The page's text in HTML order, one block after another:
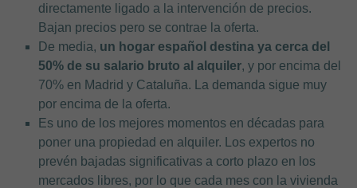
directamente ligado a la intervención de precios.
Bajan precios pero se contrae la oferta.
De media, un hogar español destina ya cerca del
50% de su salario bruto al alquiler, y por encima del
70% en Madrid y Cataluña. La demanda sigue muy
por encima de la oferta.
Es uno de los mejores momentos en décadas para
poner una propiedad en alquiler. Los expertos no
prevén bajadas significativas a corto plazo en los
mercados libres, por lo que cada mes con la vivienda